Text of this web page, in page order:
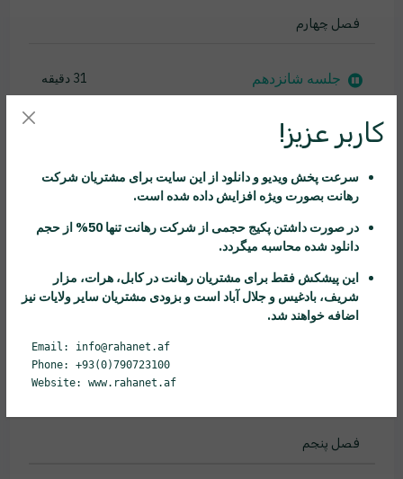
فصل چهارم
جلسه شانزدهم 31 دقیقه
جلسه هفدهم
جلسه هجدهم
ادامه جلسه هجدهم
جلسه نوزدهم 23 دقیقه
11 دقیقه
فصل پنجم
کاربر عزیز!
سرعت پخش ویدیو و دانلود از این سایت برای مشتریان شرکت
رهانت بصورت ویژه افزایش داده شده است.
در صورت داشتن پکیج حجمی از شرکت رهانت
تنها 50% از حجم
دانلود شده محاسبه میگردد.
این پیشکش فقط برای مشتریان رهانت در کابل، هرات، مزار
شریف، بادغیس و جلال آباد است و بزودی مشتریان سایر ولایات نیز
اضافه خواهند شد.
Email: info@rahanet.af
Phone: +93(0)790723100
Website: www.rahanet.af